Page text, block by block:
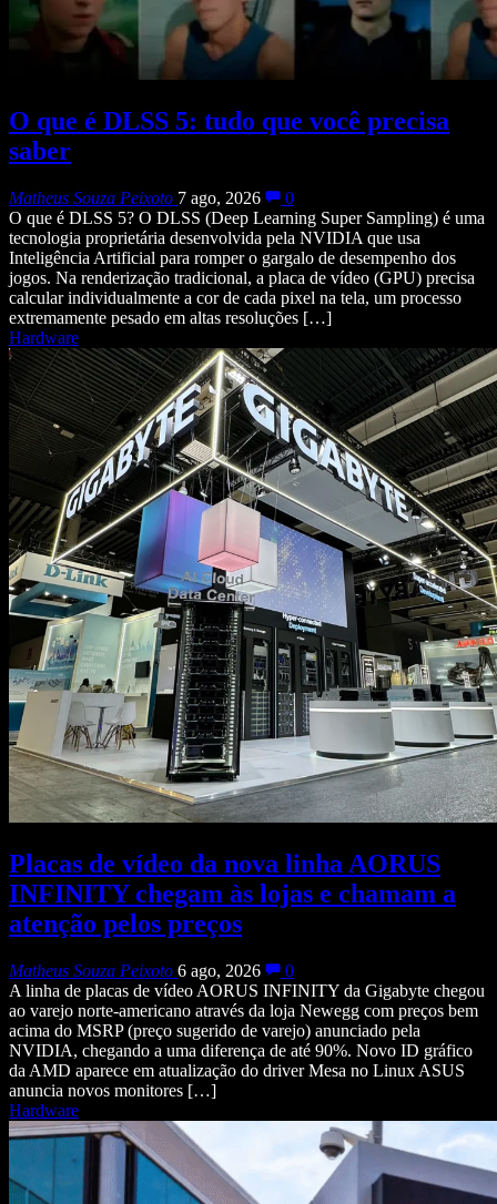
O que é DLSS 5: tudo que você precisa
saber
Matheus Souza Peixoto 7 ago, 2026
0
O que é DLSS 5? O DLSS (Deep Learning Super Sampling) é uma
tecnologia proprietária desenvolvida pela NVIDIA que usa
Inteligência Artificial para romper o gargalo de desempenho dos
jogos. Na renderização tradicional, a placa de vídeo (GPU) precisa
calcular individualmente a cor de cada pixel na tela, um processo
extremamente pesado em altas resoluções […]
Hardware
Placas de vídeo da nova linha AORUS
INFINITY chegam às lojas e chamam a
atenção pelos preços
Matheus Souza Peixoto 6 ago, 2026
0
A linha de placas de vídeo AORUS INFINITY da Gigabyte chegou
ao varejo norte-americano através da loja Newegg com preços bem
acima do MSRP (preço sugerido de varejo) anunciado pela
NVIDIA, chegando a uma diferença de até 90%. Novo ID gráfico
da AMD aparece em atualização do driver Mesa no Linux ASUS
anuncia novos monitores […]
Hardware